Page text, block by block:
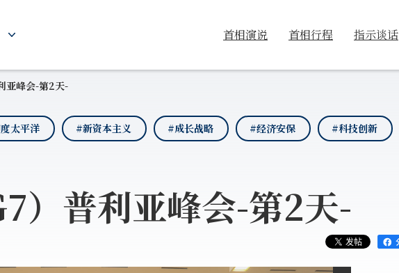
首相演说 首相行程 指示谈话
亚峰会-第2天-
太平洋 #新资本主义 #成长战略 #经济安保 #科技创新
）普利亚峰会-第2天-